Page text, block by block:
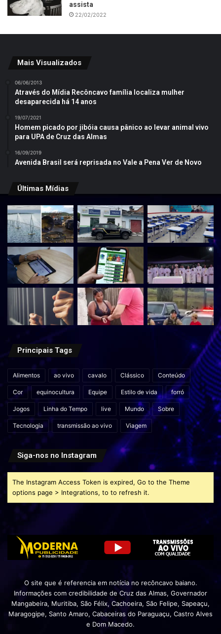
assista
22/02/2022
Mais Visualizados
06/06/2013
Através do Mídia Recôncavo família localiza mulher
desaparecida há 14 anos
19/07/2021
Homem picado por jibóia causa pânico ao levar animal vivo
para UPA de Cruz das Almas
16/09/2019
Avenida Brasil será reprisada no Vale a Pena Ver de Novo
Últimas Mídias
Principais Tags
Alimentos ao vivo cavalo Clássico Conteúdo
Cor equinocultura Equipe Estilo de vida forró
Jogos Linha do Tempo live Mundo Sobre
Tecnologia transmissão ao vivo Viagem
Siga-nos no Instagram
The Instagram Access Token is expired, Go to the Theme
options page > Integrations, to to refresh it.
O site que é referencia em notícia no recôncavo baiano.
Informações com credibilidade de Cruz das Almas, Governador
Mangabeira, Muritiba, São Félix, Cachoeira, São Felipe, Sapeaçu,
Maragogipe, Santo Amaro, Cabaceiras do Paraguaçu, Castro Alves
e Dom Macedo.